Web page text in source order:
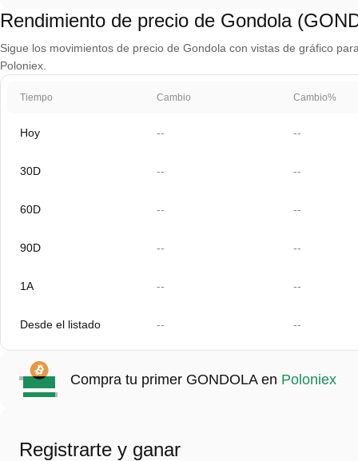
Rendimiento de precio de Gondola
Sigue los movimientos de precio de Gondola con vistas de gráfico
Poloniex.
Tiempo Cambio Cambio%
Hoy -- --
30D -- --
60D -- --
90D -- --
1A -- --
Desde el listado -- --
Compra tu primer GONDOLA en Poloniex
Registrarte y ganar